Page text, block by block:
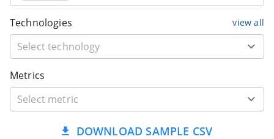
Technologies view all
Metrics
DOWNLOAD SAMPLE CSV